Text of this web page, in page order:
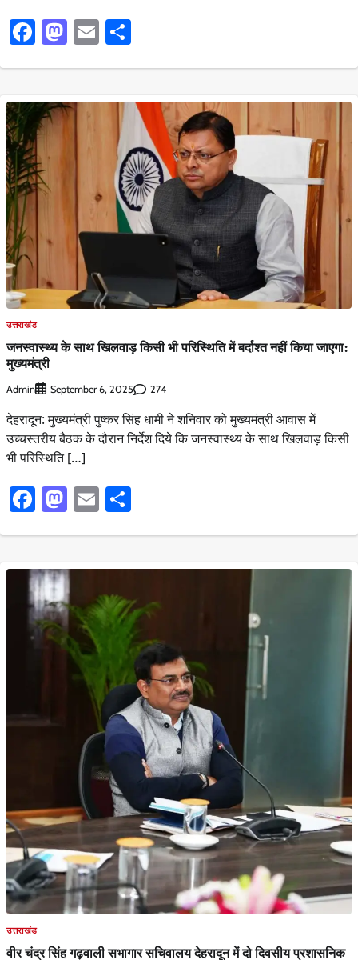
Facebook
Mastodon
Email
उत्तराखंड
जनस्वास्थ्य के साथ खिलवाड़ किसी भी परिस्थिति में बर्दाश्त नहीं किया जाएगा:
मुख्यमंत्री
Admin September 6, 2025 274
देहरादून: मुख्यमंत्री पुष्कर सिंह धामी ने शनिवार को मुख्यमंत्री आवास में
उच्चस्तरीय बैठक के दौरान निर्देश दिये कि जनस्वास्थ्य के साथ खिलवाड़ किसी
भी परिस्थिति […]
Facebook
Mastodon
Email
उत्तराखंड
वीर चंद्र सिंह गढ़वाली सभागार सचिवालय देहरादून में दो दिवसीय प्रशासनिक